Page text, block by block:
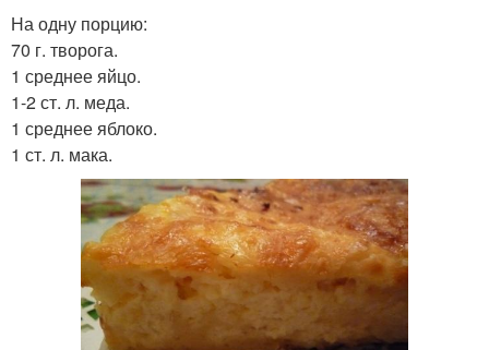
На одну порцию:
70 г. творога.
1 среднее яйцо.
1-2 ст. л. меда.
1 среднее яблоко.
1 ст. л. мака.